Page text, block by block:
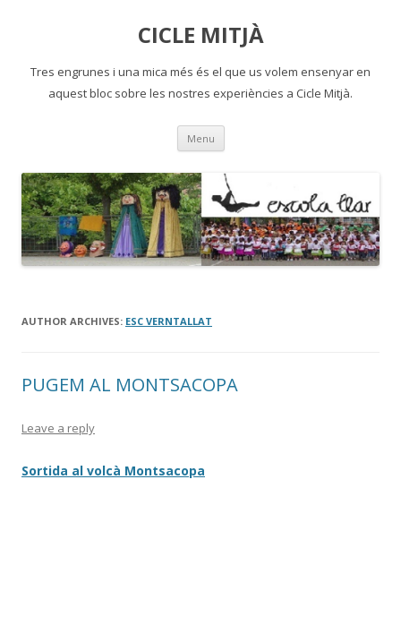
CICLE MITJÀ
Tres engrunes i una mica més és el que us volem ensenyar en
aquest bloc sobre les nostres experiències a Cicle Mitjà.
Menu Skip
content
AUTHOR ARCHIVES: ESC VERNTALLAT
PUGEM AL MONTSACOPA
Leave a reply
Sortida al volcà Montsacopa